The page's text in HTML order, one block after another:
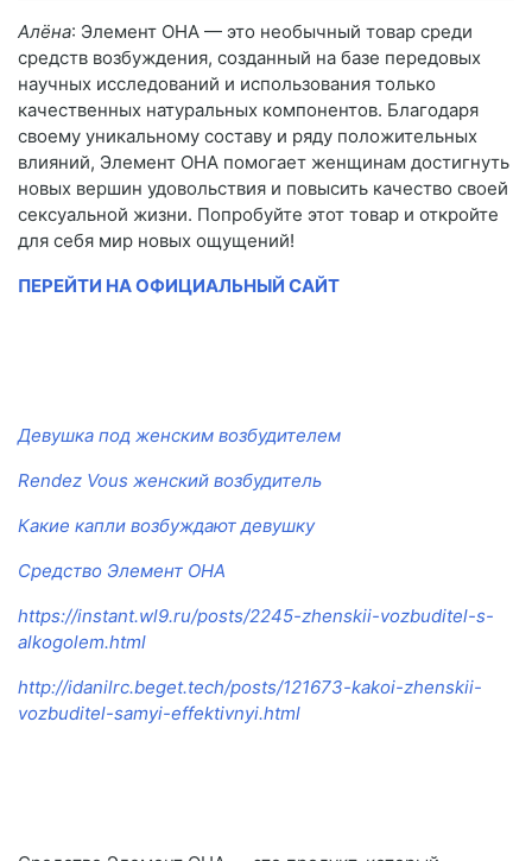
Алёна: Элемент ОНА — это необычный товар среди
средств возбуждения, созданный на базе передовых
научных исследований и использования только
качественных натуральных компонентов. Благодаря
своему уникальному составу и ряду положительных
влияний, Элемент ОНА помогает женщинам достигнуть
новых вершин удовольствия и повысить качество своей
сексуальной жизни. Попробуйте этот товар и откройте
для себя мир новых ощущений!
ПЕРЕЙТИ НА ОФИЦИАЛЬНЫЙ САЙТ
Девушка под женским возбудителем
Rendez Vous женский возбудитель
Какие капли возбуждают девушку
Средство Элемент ОНА
https://instant.wl9.ru/posts/2245-zhenskii-vozbuditel-s-
alkogolem.html
http://idanilrc.beget.tech/posts/121673-kakoi-zhenskii-
vozbuditel-samyi-effektivnyi.html